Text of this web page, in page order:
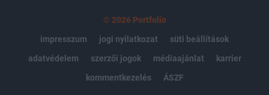
© 2026 Portfolio
impresszum
jogi nyilatkozat
süti beállítások
adatvédelem
szerzői jogok médiaajánlat
karrier
kommentkezelés
ÁSZF